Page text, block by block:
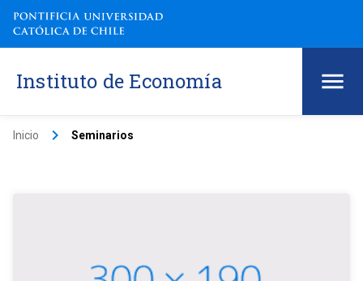
Instituto de Economía
Inicio keyboard_arrow_right Seminarios